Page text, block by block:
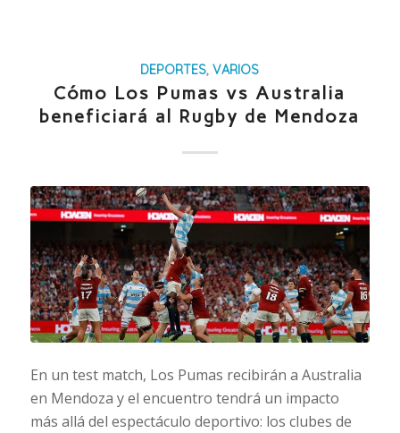
DEPORTES,VARIOS
Cómo Los Pumas vs Australia
beneficiará al Rugby de Mendoza
En un test match, Los Pumas recibirán a Australia
en Mendoza y el encuentro tendrá un impacto
más allá del espectáculo deportivo: los clubes de